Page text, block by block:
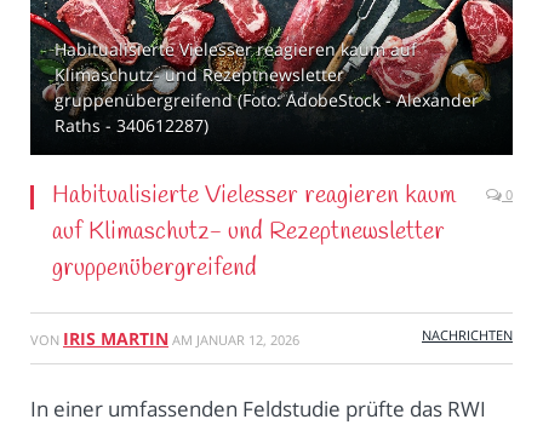
Habitualisierte Vielesser reagieren kaum auf
Klimaschutz- und Rezeptnewsletter
gruppenübergreifend (Foto: AdobeStock - Alexander
Raths - 340612287)
Habitualisierte Vielesser reagieren kaum
auf Klimaschutz- und Rezeptnewsletter
gruppenübergreifend
0
VON IRIS MARTIN AM JANUAR 12, 2026 NACHRICHTEN
In einer umfassenden Feldstudie prüfte das RWI